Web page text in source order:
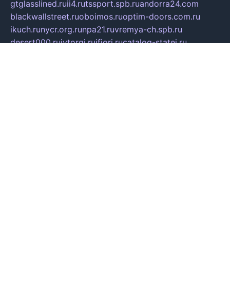
gtglasslined.ruii4.rutssport.spb.ruandorra24.com
blackwallstreet.ruoboimos.ruoptim-doors.com.ru
ikuch.runycr.org.runpa21.ruvremya-ch.spb.ru
desert000.ruivtorgi.ruifiori.rucatalog-statei.ru